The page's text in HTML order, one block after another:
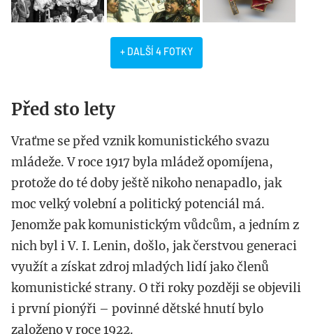
+ DALŠÍ 4 FOTKY
Před sto lety
Vraťme se před vznik komunistického svazu
mládeže. V roce 1917 byla mládež opomíjena,
protože do té doby ještě nikoho nenapadlo, jak
moc velký volební a politický potenciál má.
Jenomže pak komunistickým vůdcům, a jedním z
nich byl i V. I. Lenin, došlo, jak čerstvou generaci
využít a získat zdroj mladých lidí jako členů
komunistické strany. O tři roky později se objevili
i první pionýři – povinné dětské hnutí bylo
založeno v roce 1922.